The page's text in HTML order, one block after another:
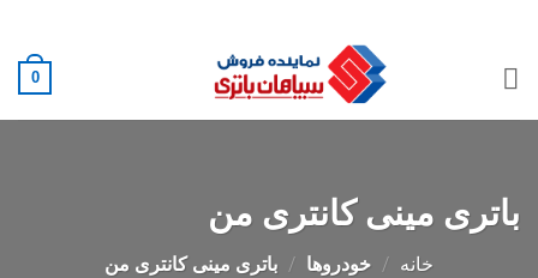
content
0
باتری مینی کانتری من
خانه / خودروها / باتری مینی کانتری من